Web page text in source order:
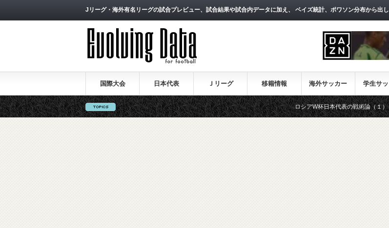
Jリーグ・海外有名リーグの試合プレビュー、試合結果や試合内データに加え、 ベイズ統計、ポワソン分布から出
国際大会 日本代表 Ｊリーグ 移籍情報 海外サッカー 学生サ
ロシアW杯日本代表の戦術論（１）～西野朗新監